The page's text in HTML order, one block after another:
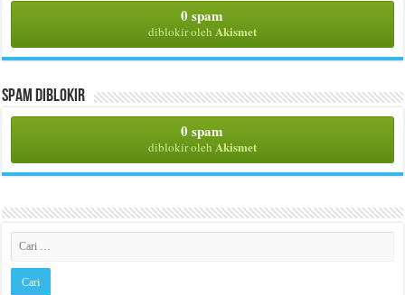
0 spam
diblokir oleh Akismet
Spam Diblokir
0 spam
diblokir oleh Akismet